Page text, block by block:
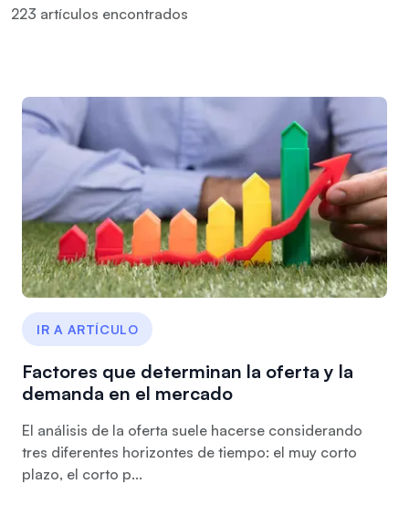
223 artículos encontrados
IR A ARTÍCULO
Factores que determinan la oferta y la
demanda en el mercado
El análisis de la oferta suele hacerse considerando
tres diferentes horizontes de tiempo: el muy corto
plazo, el corto p...